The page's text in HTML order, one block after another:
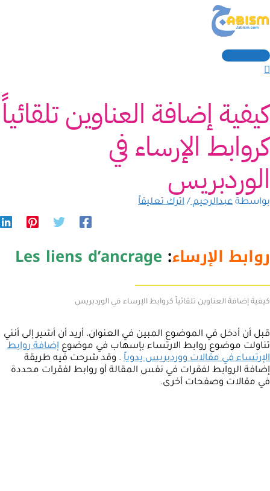
إلى
القائمة
الرئيسية
كيفية إضافة العناوين تلقائياً
كروابط الإرساء في
الوردبريس
بواسطة عبدالرحيم/اترك تعليقاً
روابط الإرساء:
Les liens d’ancrage
كيفية إضافة العناوين تلقائياً كروابط الإرساء في الوردبريس
قبل أن أدخل في الموضوع المبين في العنوان، أريد أن أشير إلى أنني
تناولت موضوع روابط الارتساء بإسهاب في موضوع إضافة روابط
الإرتساء في مقالات ووردبريس يدوياً . وقد شرحت فيه طريقة
إضافة الروابط لفقرات في نفس المقالة أو روابط لفقرات محددة
في مقالات وصفحات أخرى.
هنا...